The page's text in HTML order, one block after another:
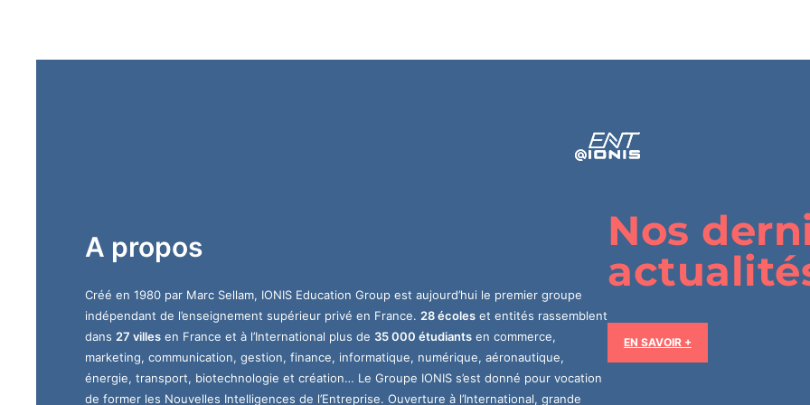
A propos
Créé en 1980 par Marc Sellam, IONIS Education Group est aujourd’hui le premier groupe
indépendant de l’enseignement supérieur privé en France. 28 écoleset entités rassemblent
dans 27 villesen France et à l’International plus de 35 000 étudiantsen commerce,
marketing, communication, gestion, finance, informatique, numérique, aéronautique,
énergie, transport, biotechnologie et création… Le Groupe IONIS s’est donné pour vocation
de former les Nouvelles Intelligences de l’Entreprise. Ouverture à l’International, grande
Nos
EN SAVOIR +